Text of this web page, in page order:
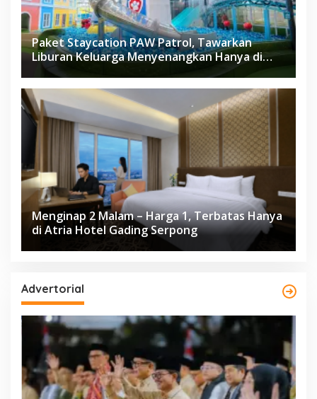
Paket Staycation PAW Patrol, Tawarkan
Liburan Keluarga Menyenangkan Hanya di
Herloom Hotel BSD
Menginap 2 Malam – Harga 1, Terbatas Hanya
di Atria Hotel Gading Serpong
Advertorial